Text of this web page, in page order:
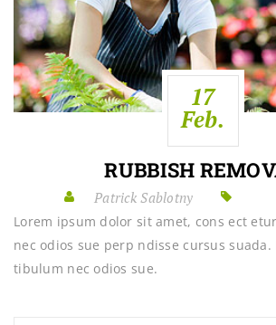
17
Feb.
RUBBISH
Patrick Sablotny
Lorem ipsum dolor sit amet, cons ect
nec odios sue perp ndisse cursus
tibulum nec odios sue.